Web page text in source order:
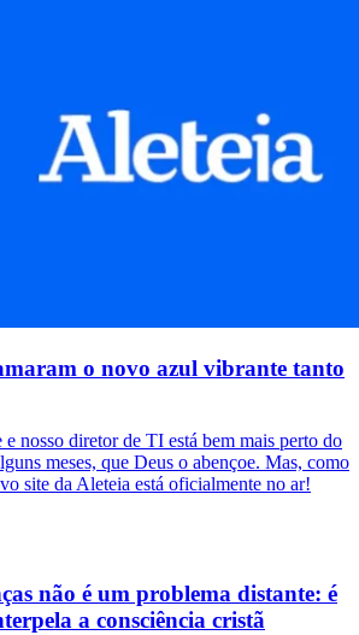
o novo azul vibrante tanto
nosso diretor de TI está bem mais perto do
meses, que Deus o abençoe. Mas, como
site da Aleteia está oficialmente no ar!
não é um problema distante: é
a consciência cristã